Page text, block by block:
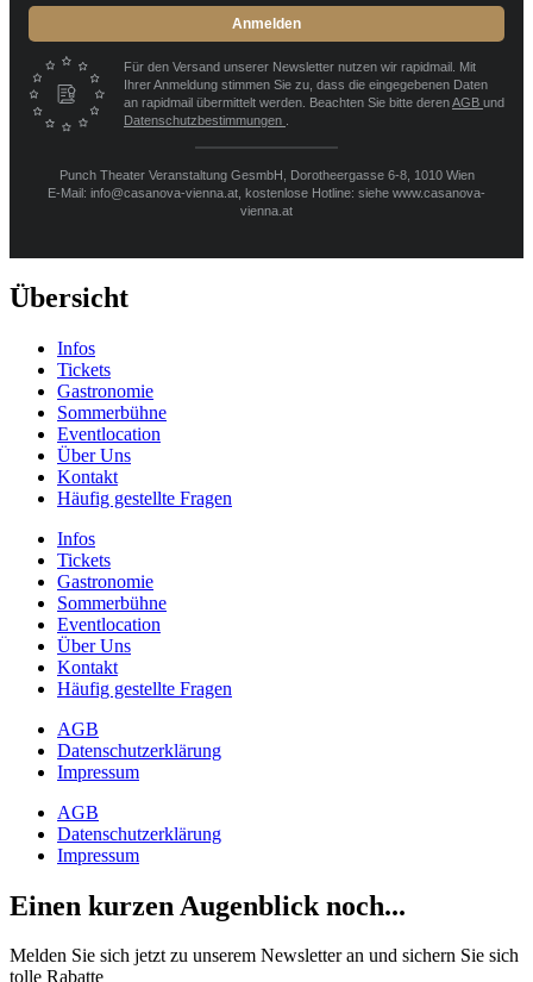
Anmelden
Für den Versand unserer Newsletter nutzen wir rapidmail. Mit
Ihrer Anmeldung stimmen Sie zu, dass die eingegebenen Daten
an rapidmail übermittelt werden. Beachten Sie bitte derenAGB und
Datenschutzbestimmungen
Punch Theater Veranstaltung GesmbH, Dorotheergasse 6-8, 1010 Wien
E-Mail: info@casanova-vienna.at, kostenlose Hotline: siehe www.casanova-
vienna.at
Übersicht
Infos
Tickets
Gastronomie
Sommerbühne
Eventlocation
Über Uns
Kontakt
Häufig gestellte Fragen
Infos
Tickets
Gastronomie
Sommerbühne
Eventlocation
Über Uns
Kontakt
Häufig gestellte Fragen
AGB
Datenschutzerklärung
Impressum
AGB
Datenschutzerklärung
Impressum
Einen kurzen Augenblick noch...
Melden Sie sich jetzt zu unserem Newsletter an und sichern Sie sich
tolle Rabatte